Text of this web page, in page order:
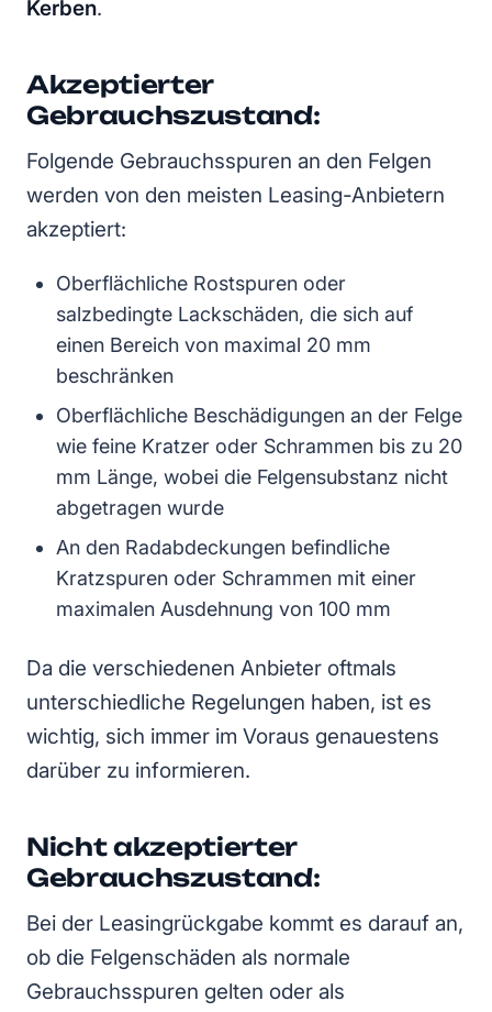
Kerben.
Akzeptierter
Gebrauchszustand:
Folgende Gebrauchsspuren an den Felgen
werden von den meisten Leasing-Anbietern
akzeptiert:
Oberflächliche Rostspuren oder
salzbedingte Lackschäden, die sich auf
einen Bereich von maximal 20 mm
beschränken
Oberflächliche Beschädigungen an der Felge
wie feine Kratzer oder Schrammen bis zu 20
mm Länge, wobei die Felgensubstanz nicht
abgetragen wurde
An den Radabdeckungen befindliche
Kratzspuren oder Schrammen mit einer
maximalen Ausdehnung von 100 mm
Da die verschiedenen Anbieter oftmals
unterschiedliche Regelungen haben, ist es
wichtig, sich immer im Voraus genauestens
darüber zu informieren.
Nicht akzeptierter
Gebrauchszustand:
Bei der Leasingrückgabe kommt es darauf an,
ob die Felgenschäden als normale
Gebrauchsspuren gelten oder als